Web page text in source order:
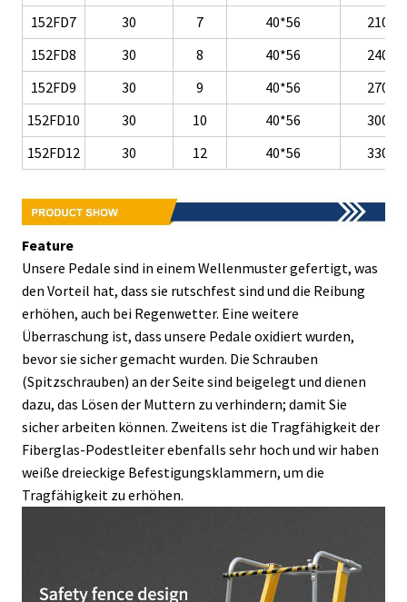
152FD7
30 7 40*56
210
152FD8
30 8 40*56
240
152FD9
30 9 40*56
270
152FD10
30 10 40*56
300
152FD12
30 12 40*56 330
Feature
Unsere Pedale sind in einem Wellenmuster gefertigt, was
den Vorteil hat, dass sie rutschfest sind und die Reibung
erhöhen, auch bei Regenwetter. Eine weitere
Überraschung ist, dass unsere Pedale oxidiert wurden,
bevor sie sicher gemacht wurden. Die Schrauben
(Spitzschrauben) an der Seite sind beigelegt und dienen
dazu, das Lösen der Muttern zu verhindern; damit Sie
sicher arbeiten können. Zweitens ist die Tragfähigkeit der
Fiberglas-Podestleiter ebenfalls sehr hoch und wir haben
weiße dreieckige Befestigungsklammern, um die
Tragfähigkeit zu erhöhen.